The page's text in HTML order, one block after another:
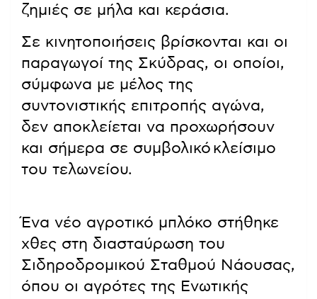
ζημιές σε μήλα και κεράσια.
Σε κινητοποιήσεις βρίσκονται και οι
παραγωγοί της Σκύδρας, οι οποίοι,
σύμφωνα με μέλος της
συντονιστικής επιτροπής αγώνα,
δεν αποκλείεται να προχωρήσουν
και σήμερα σε συμβολικό κλείσιμο
του τελωνείου.
Ένα νέο αγροτικό μπλόκο στήθηκε
χθες στη διασταύρωση του
Σιδηροδρομικού Σταθμού Νάουσας,
όπου οι αγρότες της Ενωτικής